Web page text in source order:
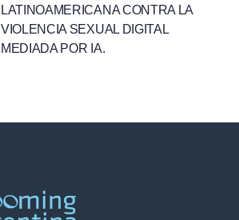
LATINOAMERICANA CONTRA LA
VIOLENCIA SEXUAL DIGITAL
MEDIADA POR IA.